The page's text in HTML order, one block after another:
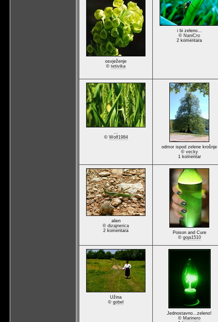
osvježenje
© tetivika
i bi zeleno...
© NaniCro
2 komentara
...
© Wolf1984
odmor ispod zelene krošnje
© vecky
1 komentar
alien
© dizajnerica
2 komentara
Poison and Cure
© goja1510
Užina
© gobel
Jednostavno...zeleno!
© Marinero